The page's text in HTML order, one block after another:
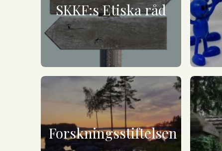
SKKF:s Etiska råd
Forskningsstiftelsen